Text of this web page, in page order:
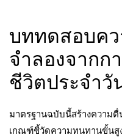
บททดสอบค
จำลองจากก
ชีวิตประจำวั
มาตรฐานฉบับนี้สร้างความ
เกณฑ์ชี้วัดความทนทานขั้นสู